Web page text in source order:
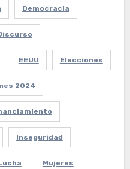
Democracia
EEUU Elecciones
2024
Inseguridad
Mujeres